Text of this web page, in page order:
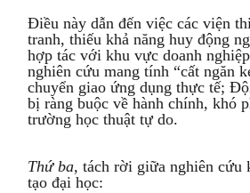
Điều này dẫn đến việc các viện
tranh, thiếu khả năng huy động
hợp tác với khu vực doanh
nghiên cứu mang tính “cất ngăn
chuyển giao ứng dụng thực tế;
bị ràng buộc về hành chính, khó
trường học thuật tự do.
Thứ ba, tách rời giữa nghiên cứu
tạo đại học: